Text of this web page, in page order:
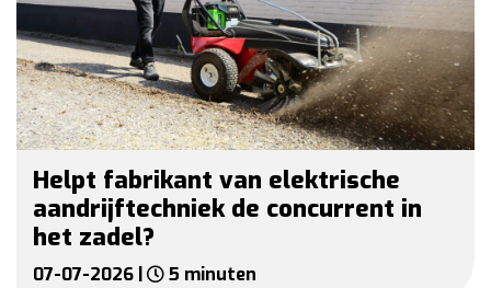
Helpt fabrikant van elektrische
aandrijftechniek de concurrent in
het zadel?
07-07-2026 | 5 minuten